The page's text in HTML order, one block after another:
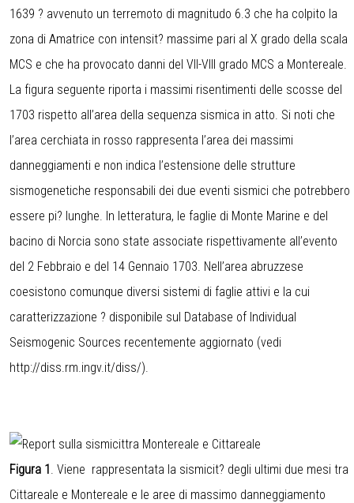
1639 ? avvenuto un terremoto di magnitudo 6.3 che ha colpito la
zona di Amatrice con intensit? massime pari al X grado della scala
MCS e che ha provocato danni del VII-VIII grado MCS a Montereale.
La figura seguente riporta i massimi risentimenti delle scosse del
1703 rispetto all’area della sequenza sismica in atto. Si noti che
l’area cerchiata in rosso rappresenta l’area dei massimi
danneggiamenti e non indica l’estensione delle strutture
sismogenetiche responsabili dei due eventi sismici che potrebbero
essere pi? lunghe. In letteratura, le faglie di Monte Marine e del
bacino di Norcia sono state associate rispettivamente all’evento
del 2 Febbraio e del 14 Gennaio 1703. Nell’area abruzzese
coesistono comunque diversi sistemi di faglie attivi e la cui
caratterizzazione ? disponibile sul Database of Individual
Seismogenic Sources recentemente aggiornato (vedi
http://diss.rm.ingv.it/diss/).
Figura 1. Viene rappresentata la sismicit? degli ultimi due mesi tra
Cittareale e Montereale e le aree di massimo danneggiamento